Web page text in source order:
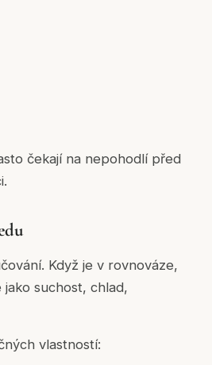
čekají na nepohodlí před
Když je v rovnováze,
suchost, chlad,
vlastností: